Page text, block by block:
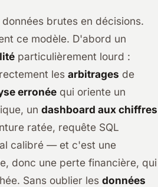
brutes en décisions.
ce modèle. D'abord un
particulièrement lourd :
les arbitrages de
erronée qui oriente un
un dashboard aux chiffres
ratée, requête SQL
calibré — et c'est une
donc une perte financière, qui
Sans oublier les données